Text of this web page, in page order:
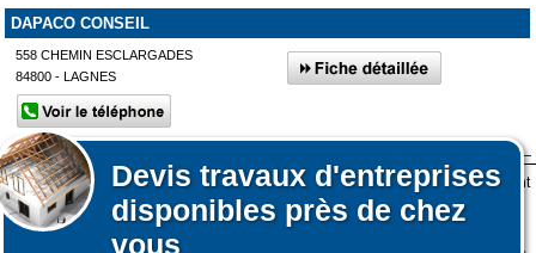
Devis travaux d'entreprises
disponibles près de chez
vous
DAPACO CONSEIL
558 CHEMIN ESCLARGADES
84800 - LAGNES
Afficher plus de prestataires dans un rayon de 50km autour de
Mérindol
Lors de votre visite sur notre site des fichiers informatiques nommés cookies sont
déposés sur votre terminal. Ces cookies sont utilisés pour la navigation, le
fonctionnement du site et les mesures d'audience pour l'éditeur.